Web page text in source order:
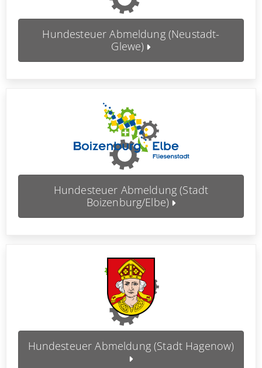
Hundesteuer Abmeldung (Neustadt-
Glewe)
Hundesteuer Abmeldung (Stadt
Boizenburg/Elbe)
Hundesteuer Abmeldung (Stadt Hagenow)